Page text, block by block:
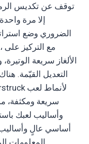
توقف عن تكديس
إلا مرة
الضروري وضع
الألغاز سريعة
التعديل القيّمة.
سريعة ومكثفة،
وأساليب لعبك
أساسي عالٍ وأساليب
المعلومات المستخدم في أنشطة نواديها التاريخية.